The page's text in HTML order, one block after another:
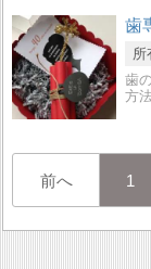
歯
所
歯
方
前へ 1